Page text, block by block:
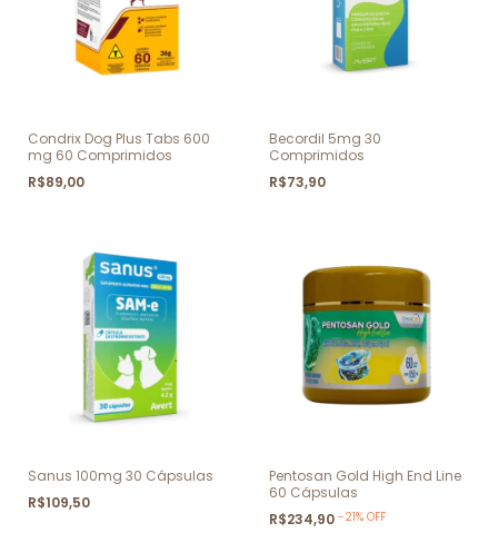
Condrix Dog Plus Tabs 600
mg 60 Comprimidos
R$89,00
Becordil 5mg 30
Comprimidos
R$73,90
Sanus 100mg 30 Cápsulas
R$109,50
Pentosan Gold High End Line
60 Cápsulas
R$234,90 -21% OFF